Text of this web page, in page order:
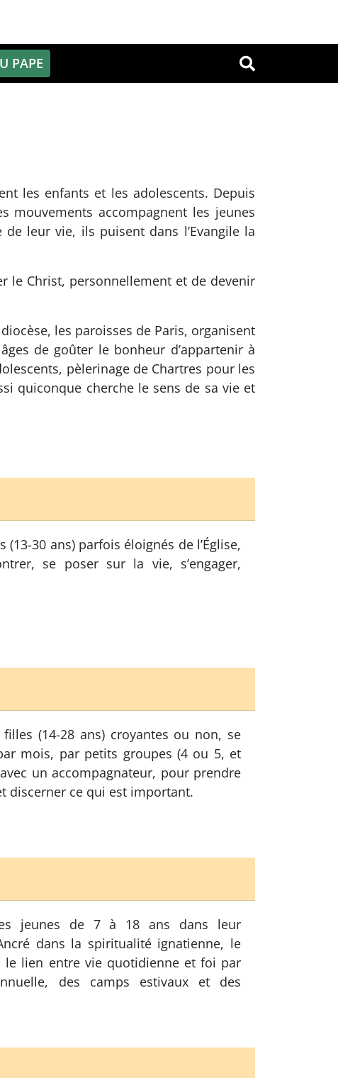
OK
PAPE
les enfants et les adolescents. Depuis
mouvements accompagnent les jeunes
de leur vie, ils puisent dans l’Evangile la
le Christ, personnellement et de devenir
les paroisses de Paris, organisent
de goûter le bonheur d’appartenir à
pèlerinage de Chartres pour les
quiconque cherche le sens de sa vie et
30 ans) parfois éloignés de l’Église,
se poser sur la vie, s’engager,
(14-28 ans) croyantes ou non, se
mois, par petits groupes (4 ou 5, et
un accompagnateur, pour prendre
discerner ce qui est important.
jeunes de 7 à 18 ans dans leur
dans la spiritualité ignatienne, le
le lien entre vie quotidienne et foi par
des camps estivaux et des